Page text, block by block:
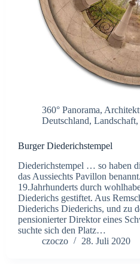
360° Panorama,
Deutschland, Landschaft,
Burger Diederichstempel
Diederichstempel … so haben
das Aussiechts Pavillon
19.Jahrhunderts durch
Diederichs gestiftet. Aus
Diederichs Diederichs, und zu
pensionierter Direktor eines
suchte sich den Platz…
czoczo
28. Juli 2020